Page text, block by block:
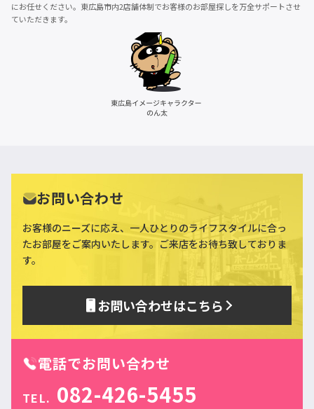
にお任せください。東広島市内2店舗体制でお客様のお部屋探しを万全サポートさせ
ていただきます。
お問い合わせ
お客様のニーズに応え、一人ひとりのライフスタイルに合っ
たお部屋をご案内いたします。ご来店をお待ち致しておりま
す。
お問い合わせはこちら
電話でお問い合わせ
TEL. 082-426-5455